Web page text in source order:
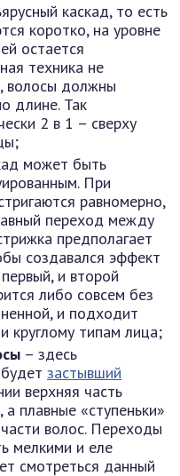
каскад, то есть
коротко, на уровне
остается
техника не
волосы должны
длине. Так
2 в 1 – сверху
может быть
При
равномерно,
переход между
предполагает
создавался эффект
и второй
либо совсем без
и подходит
круглому типам лица;
– здесь
застывший
верхняя часть
а плавные «ступеньки»
волос. Переходы
мелкими и еле
смотреться данный